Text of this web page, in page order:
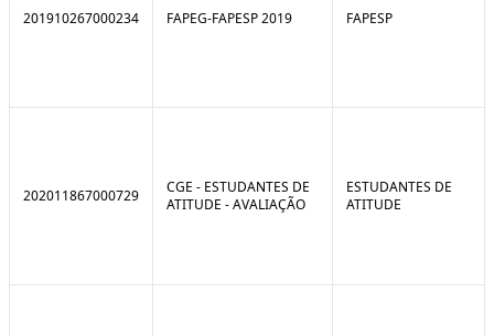
201910267000234 FAPEG-FAPESP 2019 FAPESP
202011867000729
CGE - ESTUDANTES DE
ATITUDE - AVALIAÇÃO
ESTUDANTES DE
ATITUDE